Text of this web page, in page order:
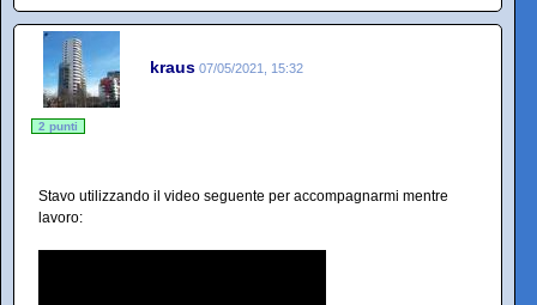
kraus 07/05/2021, 15:32
2 punti
Stavo utilizzando il video seguente per accompagnarmi mentre
lavoro: